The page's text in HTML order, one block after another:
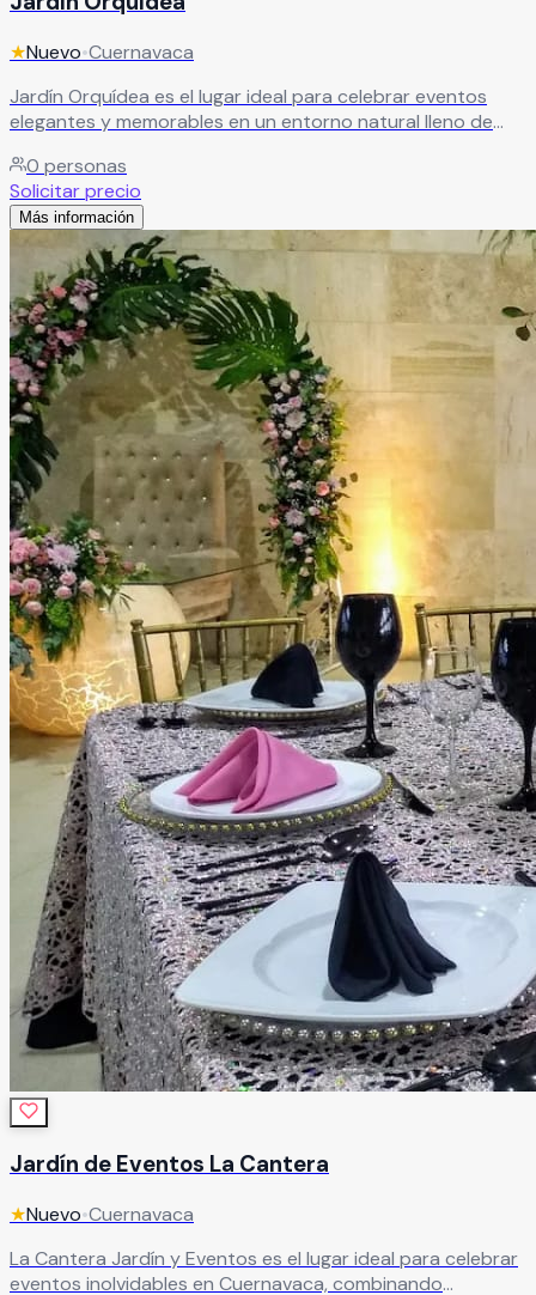
★Nuevo•Cuernavaca
Jardín Orquídea es el lugar ideal para celebrar eventos
elegantes y memorables en un entorno natural lleno de
espacios versátiles que se adaptan perfectamente a
diferentes tipos de celebraciones, desde bodas y XV años
hasta graduaciones, aniversarios y eventos sociales o
corporativos. Cada rincón del jardín está diseñado para
brindar una atmósfera romántica, sofisticada y acogedora
para ti y tus invitados. Además de sus increíbles espacios,
el equipo de Jardín Orquídea puede apoyarte en la
organización de tu evento, cuidando cada detalle para
que disfrutes una experiencia única, cómoda e inolvidable.
Leer más
0 personas
Solicitar precio
Más información
Jardín de Eventos La Cantera
★Nuevo•Cuernavaca
La Cantera Jardín y Eventos es el lugar ideal para celebrar
eventos inolvidables en Cuernavaca, combinando